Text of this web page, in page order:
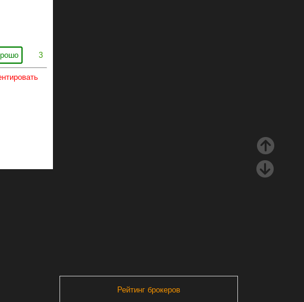
3
Рейтинг брокеров